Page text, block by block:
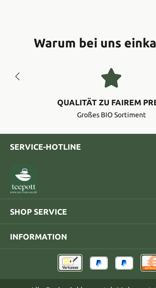
Warum bei uns
QUALITÄT ZU FAIREM
Großes BIO Sortiment
SERVICE-HOTLINE
SHOP SERVICE
INFORMATION